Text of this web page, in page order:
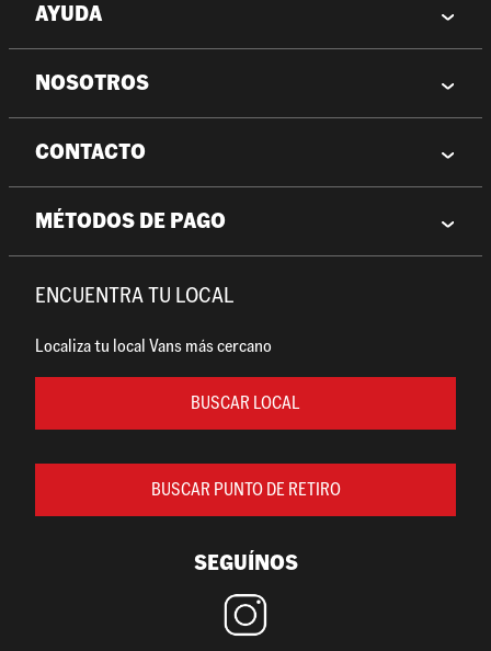
AYUDA
NOSOTROS
CONTACTO
MÉTODOS DE PAGO
ENCUENTRA TU LOCAL
Localiza tu local Vans más cercano
BUSCAR LOCAL
BUSCAR PUNTO DE RETIRO
SEGUÍNOS